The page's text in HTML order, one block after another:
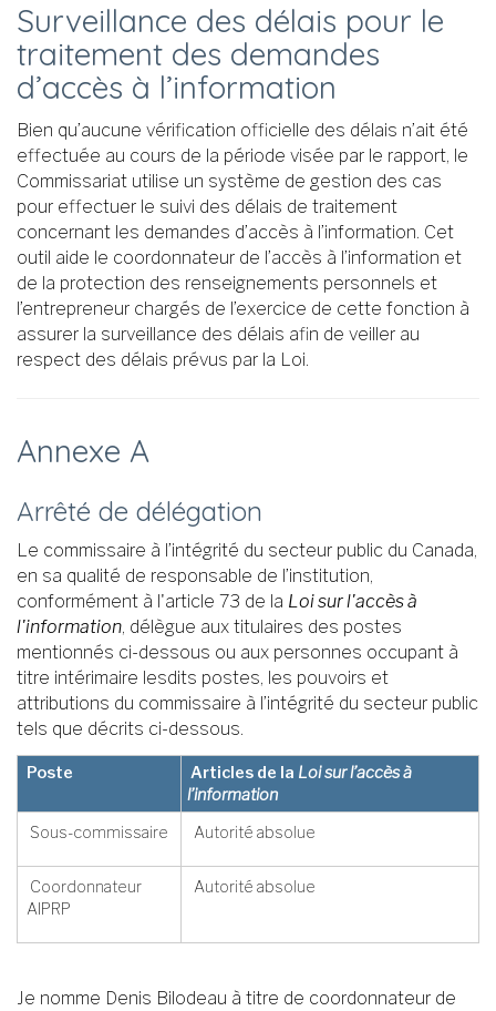
Surveillance des délais pour le
traitement des demandes
d’accès à l’information
Bien qu’aucune vérification officielle des délais n’ait été
effectuée au cours de la période visée par le rapport, le
Commissariat utilise un système de gestion des cas
pour effectuer le suivi des délais de traitement
concernant les demandes d’accès à l’information. Cet
outil aide le coordonnateur de l’accès à l’information et
de la protection des renseignements personnels et
l’entrepreneur chargés de l’exercice de cette fonction à
assurer la surveillance des délais afin de veiller au
respect des délais prévus par la Loi.
Annexe A
Arrêté de délégation
Le commissaire à l’intégrité du secteur public du Canada,
en sa qualité de responsable de l’institution,
conformément à l'article 73 de la Loi sur l'accès à
l'information, délègue aux titulaires des postes
mentionnés ci-dessous ou aux personnes occupant à
titre intérimaire lesdits postes, les pouvoirs et
attributions du commissaire à l’intégrité du secteur public
tels que décrits ci-dessous.
Poste Articles de la Loi sur l’accès à
l’information
Sous-commissaire
Autorité absolue
Coordonnateur
AIPRP
Autorité absolue
Je nomme Denis Bilodeau à titre de coordonnateur de